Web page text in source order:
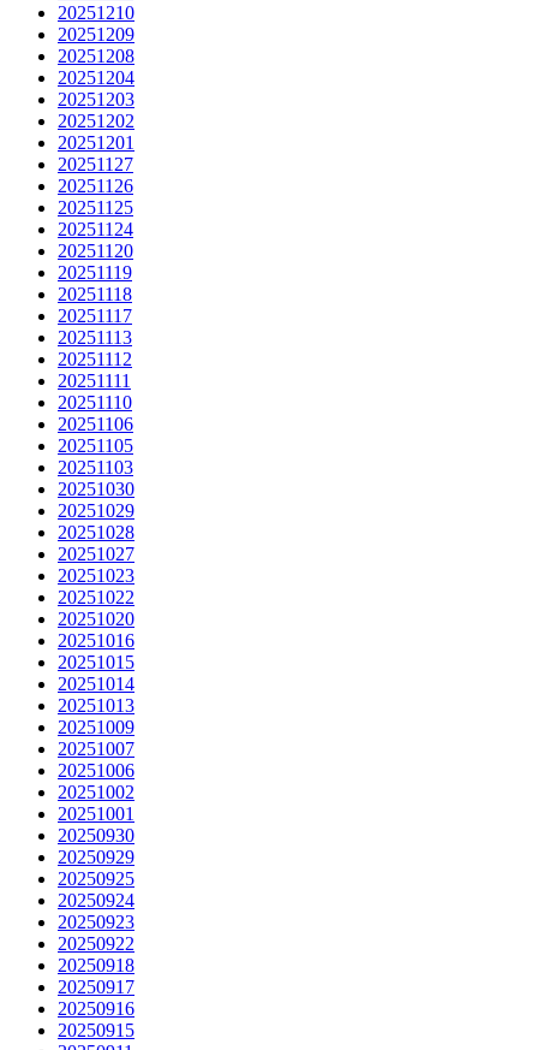
20251210
20251209
20251208
20251204
20251203
20251202
20251201
20251127
20251126
20251125
20251124
20251120
20251119
20251118
20251117
20251113
20251112
20251111
20251110
20251106
20251105
20251103
20251030
20251029
20251028
20251027
20251023
20251022
20251020
20251016
20251015
20251014
20251013
20251009
20251007
20251006
20251002
20251001
20250930
20250929
20250925
20250924
20250923
20250922
20250918
20250917
20250916
20250915